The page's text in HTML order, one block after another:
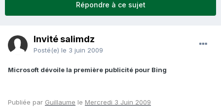
Répondre à ce sujet
Invité salimdz
Posté(e) le 3 juin 2009
Microsoft dévoile la première publicité pour Bing
Publiée par Guillaume le Mercredi 3 Juin 2009